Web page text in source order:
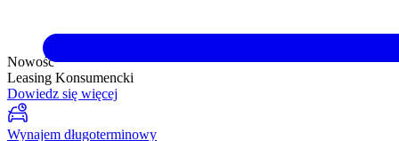
Nowość
Leasing Konsumencki
Dowiedz się więcej
Wynajem długoterminowy